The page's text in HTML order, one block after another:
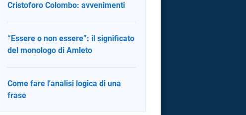
Cristoforo Colombo: avvenimenti
“Essere o non essere”: il significato
del monologo di Amleto
Come fare l'analisi logica di una
frase